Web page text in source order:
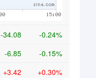
-34.08 -0.24%
-6.85 -0.15%
+3.42 +0.30%